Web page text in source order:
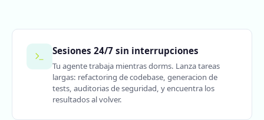
Sesiones 24/7 sin interrupciones
Tu agente trabaja mientras dorms. Lanza tareas
largas: refactoring de codebase, generacion de
tests, auditorias de seguridad, y encuentra los
resultados al volver.